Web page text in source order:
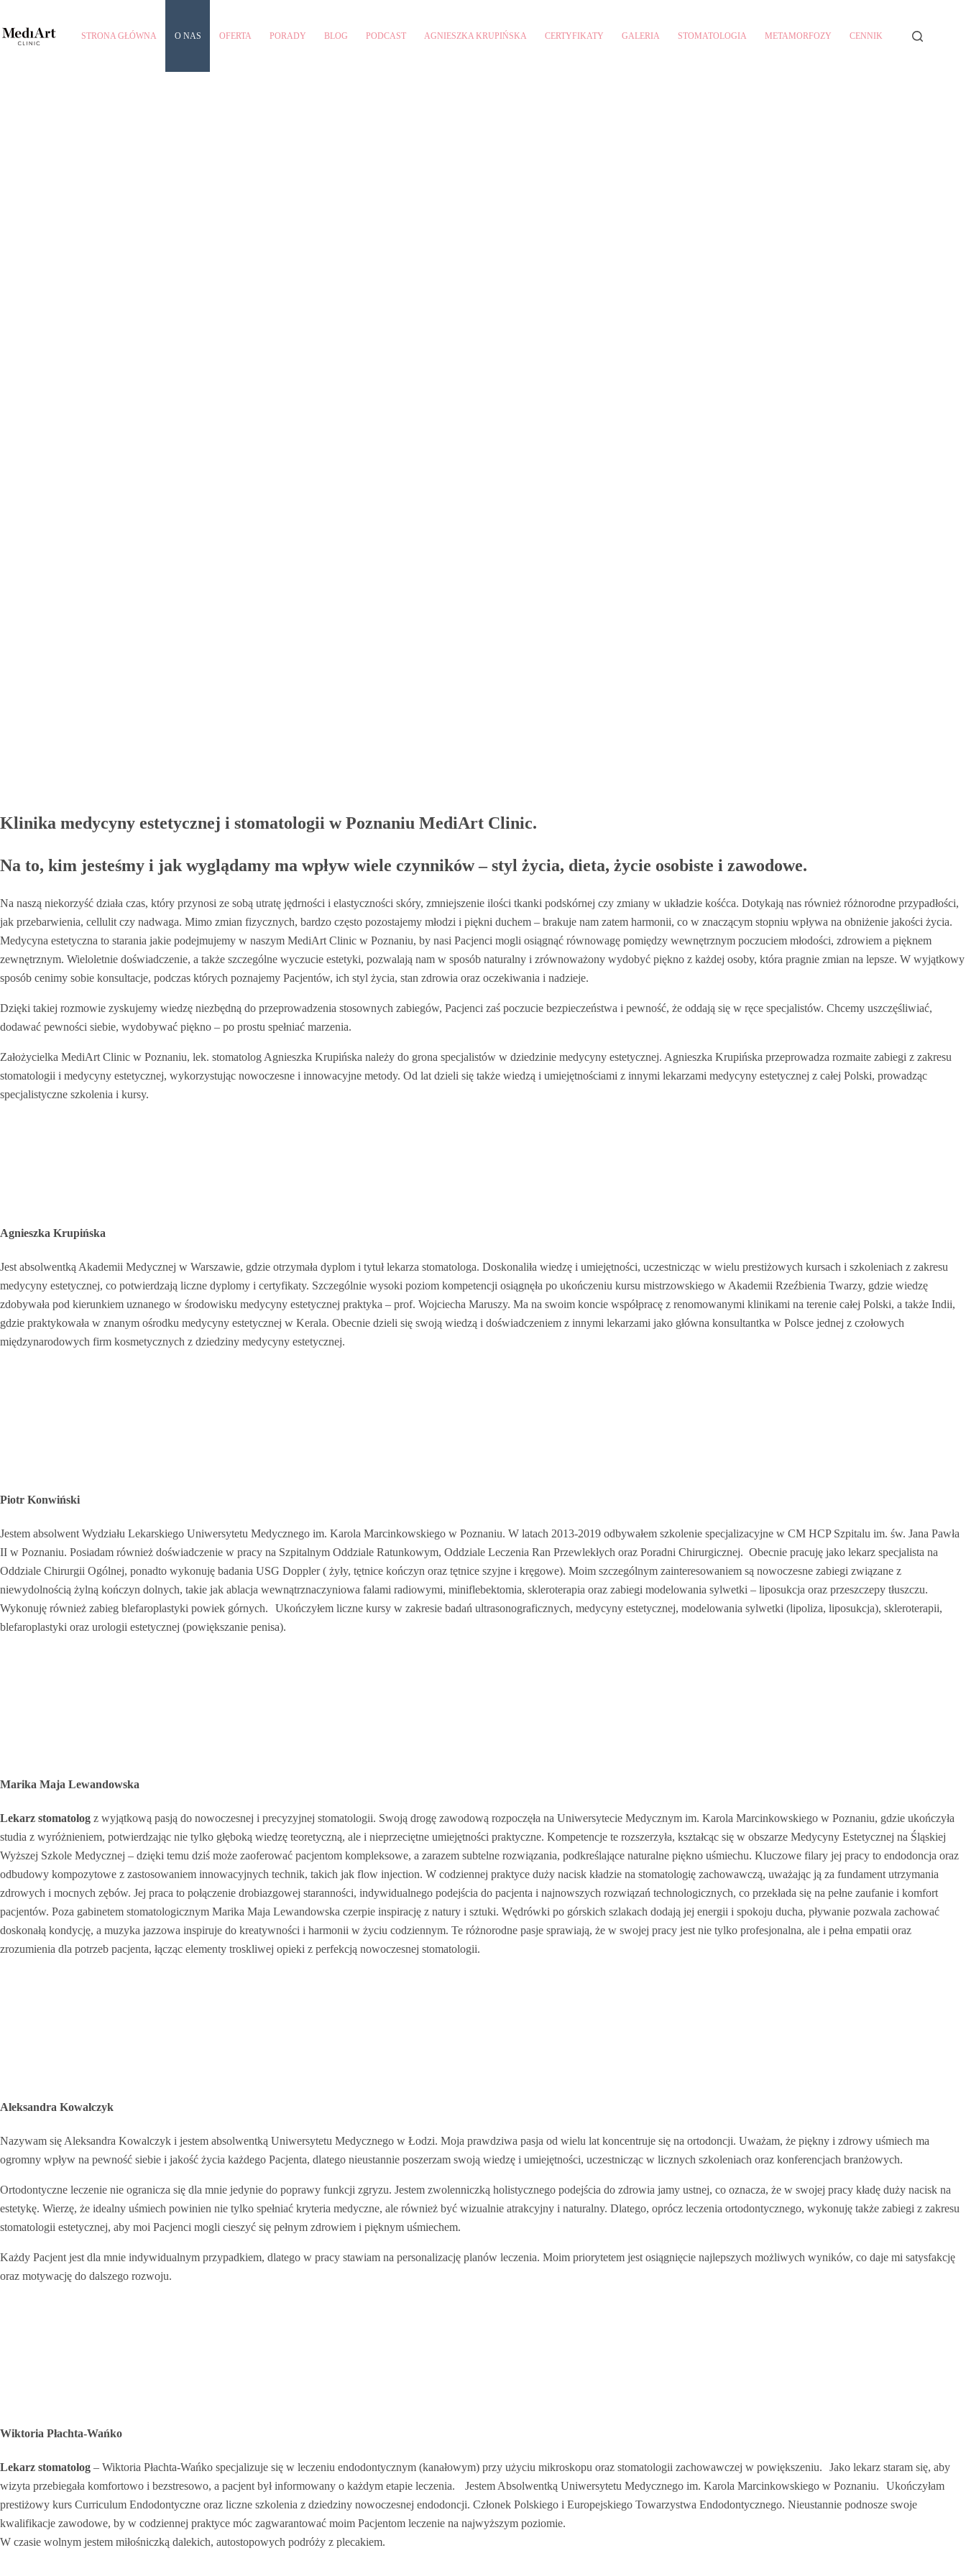
STRONA GŁÓWNA O NAS OFERTA PORADY BLOG PODCAST AGNIESZKA KRUPIŃSKA CERTYFIKATY GALERIA STOMATOLOGIA METAMORFOZY CENNIK KONTAKT
Klinika medycyny estetycznej i stomatologii w Poznaniu MediArt Clinic.
Na to, kim jesteśmy i jak wyglądamy ma wpływ wiele czynników – styl życia, dieta, życie osobiste i zawodowe.
Na naszą niekorzyść działa czas, który przynosi ze sobą utratę jędrności i elastyczności skóry, zmniejszenie ilości tkanki podskórnej czy zmiany w układzie kośćca. Dotykają nas również różnorodne przypadłości,
jak przebarwienia, cellulit czy nadwaga. Mimo zmian fizycznych, bardzo często pozostajemy młodzi i piękni duchem – brakuje nam zatem harmonii, co w znaczącym stopniu wpływa na obniżenie jakości życia.
Medycyna estetyczna to starania jakie podejmujemy w naszym MediArt Clinic w Poznaniu, by nasi Pacjenci mogli osiągnąć równowagę pomiędzy wewnętrznym poczuciem młodości, zdrowiem a pięknem
zewnętrznym. Wieloletnie doświadczenie, a także szczególne wyczucie estetyki, pozwalają nam w sposób naturalny i zrównoważony wydobyć piękno z każdej osoby, która pragnie zmian na lepsze. W wyjątkowy
sposób cenimy sobie konsultacje, podczas których poznajemy Pacjentów, ich styl życia, stan zdrowia oraz oczekiwania i nadzieje.
Dzięki takiej rozmowie zyskujemy wiedzę niezbędną do przeprowadzenia stosownych zabiegów, Pacjenci zaś poczucie bezpieczeństwa i pewność, że oddają się w ręce specjalistów. Chcemy uszczęśliwiać,
dodawać pewności siebie, wydobywać piękno – po prostu spełniać marzenia.
Założycielka MediArt Clinic w Poznaniu, lek. stomatolog Agnieszka Krupińska należy do grona specjalistów w dziedzinie medycyny estetycznej. Agnieszka Krupińska przeprowadza rozmaite zabiegi z zakresu
stomatologii i medycyny estetycznej, wykorzystując nowoczesne i innowacyjne metody. Od lat dzieli się także wiedzą i umiejętnościami z innymi lekarzami medycyny estetycznej z całej Polski, prowadząc
specjalistyczne szkolenia i kursy.
Agnieszka Krupińska
Jest absolwentką Akademii Medycznej w Warszawie, gdzie otrzymała dyplom i tytuł lekarza stomatologa. Doskonaliła wiedzę i umiejętności, uczestnicząc w wielu prestiżowych kursach i szkoleniach z zakresu
medycyny estetycznej, co potwierdzają liczne dyplomy i certyfikaty. Szczególnie wysoki poziom kompetencji osiągnęła po ukończeniu kursu mistrzowskiego w Akademii Rzeźbienia Twarzy, gdzie wiedzę
zdobywała pod kierunkiem uznanego w środowisku medycyny estetycznej praktyka – prof. Wojciecha Maruszy. Ma na swoim koncie współpracę z renomowanymi klinikami na terenie całej Polski, a także Indii,
gdzie praktykowała w znanym ośrodku medycyny estetycznej w Kerala. Obecnie dzieli się swoją wiedzą i doświadczeniem z innymi lekarzami jako główna konsultantka w Polsce jednej z czołowych
międzynarodowych firm kosmetycznych z dziedziny medycyny estetycznej.
Piotr Konwiński
Jestem absolwent Wydziału Lekarskiego Uniwersytetu Medycznego im. Karola Marcinkowskiego w Poznaniu. W latach 2013-2019 odbywałem szkolenie specjalizacyjne w CM HCP Szpitalu im. św. Jana Pawła
II w Poznaniu. Posiadam również doświadczenie w pracy na Szpitalnym Oddziale Ratunkowym, Oddziale Leczenia Ran Przewlekłych oraz Poradni Chirurgicznej. Obecnie pracuję jako lekarz specjalista na
Oddziale Chirurgii Ogólnej, ponadto wykonuję badania USG Doppler ( żyły, tętnice kończyn oraz tętnice szyjne i kręgowe). Moim szczególnym zainteresowaniem są nowoczesne zabiegi związane z
niewydolnością żylną kończyn dolnych, takie jak ablacja wewnątrznaczyniowa falami radiowymi, miniflebektomia, skleroterapia oraz zabiegi modelowania sylwetki – liposukcja oraz przeszczepy tłuszczu.
Wykonuję również zabieg blefaroplastyki powiek górnych. Ukończyłem liczne kursy w zakresie badań ultrasonograficznych, medycyny estetycznej, modelowania sylwetki (lipoliza, liposukcja), skleroterapii,
blefaroplastyki oraz urologii estetycznej (powiększanie penisa).
Marika Maja Lewandowska
Lekarz stomatolog z wyjątkową pasją do nowoczesnej i precyzyjnej stomatologii. Swoją drogę zawodową rozpoczęła na Uniwersytecie Medycznym im. Karola Marcinkowskiego w Poznaniu, gdzie ukończyła
studia z wyróżnieniem, potwierdzając nie tylko głęboką wiedzę teoretyczną, ale i nieprzeciętne umiejętności praktyczne. Kompetencje te rozszerzyła, kształcąc się w obszarze Medycyny Estetycznej na Śląskiej
Wyższej Szkole Medycznej – dzięki temu dziś może zaoferować pacjentom kompleksowe, a zarazem subtelne rozwiązania, podkreślające naturalne piękno uśmiechu. Kluczowe filary jej pracy to endodoncja oraz
odbudowy kompozytowe z zastosowaniem innowacyjnych technik, takich jak flow injection. W codziennej praktyce duży nacisk kładzie na stomatologię zachowawczą, uważając ją za fundament utrzymania
zdrowych i mocnych zębów. Jej praca to połączenie drobiazgowej staranności, indywidualnego podejścia do pacjenta i najnowszych rozwiązań technologicznych, co przekłada się na pełne zaufanie i komfort
pacjentów. Poza gabinetem stomatologicznym Marika Maja Lewandowska czerpie inspirację z natury i sztuki. Wędrówki po górskich szlakach dodają jej energii i spokoju ducha, pływanie pozwala zachować
doskonałą kondycję, a muzyka jazzowa inspiruje do kreatywności i harmonii w życiu codziennym. Te różnorodne pasje sprawiają, że w swojej pracy jest nie tylko profesjonalna, ale i pełna empatii oraz
zrozumienia dla potrzeb pacjenta, łącząc elementy troskliwej opieki z perfekcją nowoczesnej stomatologii.
Aleksandra Kowalczyk
Nazywam się Aleksandra Kowalczyk i jestem absolwentką Uniwersytetu Medycznego w Łodzi. Moja prawdziwa pasja od wielu lat koncentruje się na ortodoncji. Uważam, że piękny i zdrowy uśmiech ma
ogromny wpływ na pewność siebie i jakość życia każdego Pacjenta, dlatego nieustannie poszerzam swoją wiedzę i umiejętności, uczestnicząc w licznych szkoleniach oraz konferencjach branżowych.
Ortodontyczne leczenie nie ogranicza się dla mnie jedynie do poprawy funkcji zgryzu. Jestem zwolenniczką holistycznego podejścia do zdrowia jamy ustnej, co oznacza, że w swojej pracy kładę duży nacisk na
estetykę. Wierzę, że idealny uśmiech powinien nie tylko spełniać kryteria medyczne, ale również być wizualnie atrakcyjny i naturalny. Dlatego, oprócz leczenia ortodontycznego, wykonuję także zabiegi z zakresu
stomatologii estetycznej, aby moi Pacjenci mogli cieszyć się pełnym zdrowiem i pięknym uśmiechem.
Każdy Pacjent jest dla mnie indywidualnym przypadkiem, dlatego w pracy stawiam na personalizację planów leczenia. Moim priorytetem jest osiągnięcie najlepszych możliwych wyników, co daje mi satysfakcję
oraz motywację do dalszego rozwoju.
Wiktoria Płachta-Wańko
Lekarz stomatolog – Wiktoria Płachta-Wańko specjalizuje się w leczeniu endodontycznym (kanałowym) przy użyciu mikroskopu oraz stomatologii zachowawczej w powiększeniu. Jako lekarz staram się, aby
wizyta przebiegała komfortowo i bezstresowo, a pacjent był informowany o każdym etapie leczenia. Jestem Absolwentką Uniwersytetu Medycznego im. Karola Marcinkowskiego w Poznaniu. Ukończyłam
prestiżowy kurs Curriculum Endodontyczne oraz liczne szkolenia z dziedziny nowoczesnej endodoncji. Członek Polskiego i Europejskiego Towarzystwa Endodontycznego. Nieustannie podnosze swoje
kwalifikacje zawodowe, by w codziennej praktyce móc zagwarantować moim Pacjentom leczenie na najwyższym poziomie.
W czasie wolnym jestem miłośniczką dalekich, autostopowych podróży z plecakiem.